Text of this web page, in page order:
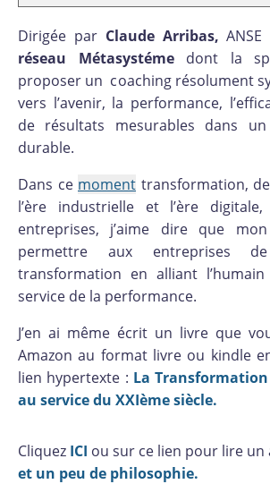
Dirigée par Claude Arribas,
réseau Métasystémedont la
proposer un coaching résolument
vers l’avenir, la performance,
de résultats mesurables dans un
durable.
Dans ce moment transformation,
l’ère industrielle et l’ère
entreprises, j’aime dire que
permettre aux entreprises
transformation en alliant
service de la performance.
J’en ai même écrit un livre que
Amazon au format livre ou kindle
lien hypertexte : La
au service du XXIème siècle.
Cliquez ICI ou sur ce lien pour lire un
et un peu de philosophie.